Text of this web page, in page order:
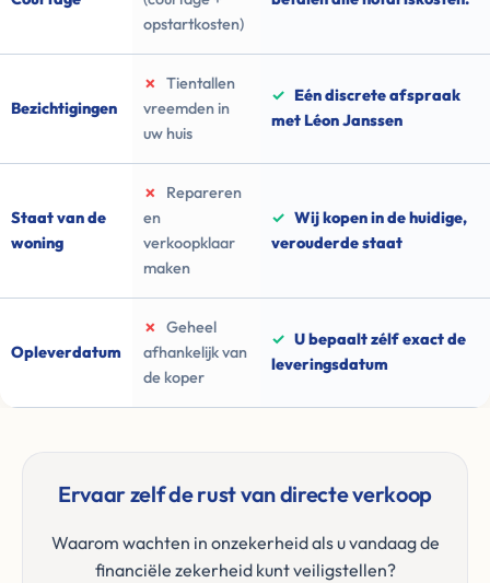
opstartkosten)
Bezichtigingen
✗
Tientallen
vreemden in
uw huis
✓ Eén discrete afspraak
met Léon Janssen
Staat van de
woning
✗
Repareren
en
verkoopklaar
maken
✓ Wij kopen in de huidige,
verouderde staat
Opleverdatum
✗
Geheel
afhankelijk van
de koper
✓ U bepaalt zélf exact de
leveringsdatum
Ervaar zelf de rust van directe verkoop
Waarom wachten in onzekerheid als u vandaag de
financiële zekerheid kunt veiligstellen?